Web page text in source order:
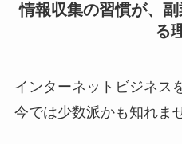
情報収集の習慣が、
る
インターネットビジネス
今では少数派かも知れま